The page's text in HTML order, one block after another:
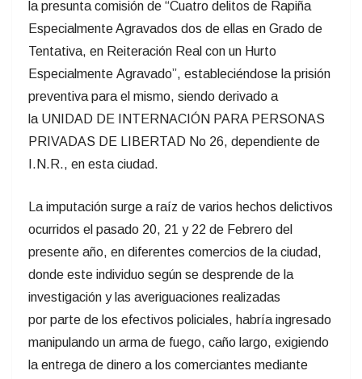
la presunta comisión de “Cuatro delitos de Rapiña
Especialmente Agravados dos de ellas en Grado de
Tentativa, en Reiteración Real con un Hurto
Especialmente Agravado”, estableciéndose la prisión
preventiva para el mismo, siendo derivado a
la UNIDAD DE INTERNACIÓN PARA PERSONAS
PRIVADAS DE LIBERTAD No 26, dependiente de
I.N.R., en esta ciudad.
La imputación surge a raíz de varios hechos delictivos
ocurridos el pasado 20, 21 y 22 de Febrero del
presente año, en diferentes comercios de la ciudad,
donde este individuo según se desprende de la
investigación y las averiguaciones realizadas
por parte de los efectivos policiales, habría ingresado
manipulando un arma de fuego, caño largo, exigiendo
la entrega de dinero a los comerciantes mediante